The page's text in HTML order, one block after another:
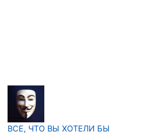
ВСЕ, ЧТО ВЫ ХОТЕЛИ БЫ